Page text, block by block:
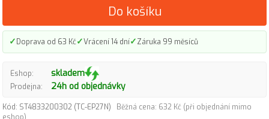
Do košíku
✓Doprava od 63 Kč✓Vrácení 14 dní✓Záruka 99 měsíců
Eshop: skladem
Prodejna: 24h od objednávky
Kód: ST4833200302 (TC-EP27N)
Běžná cena: 632 Kč (při objednání mimo